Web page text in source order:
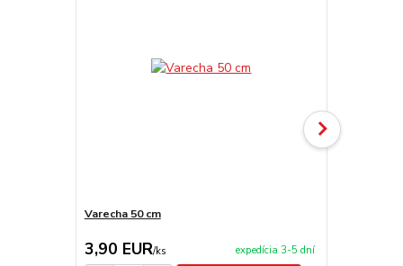
Varecha 50 cm
3,90 EUR/ks expedícia 3-5 dní